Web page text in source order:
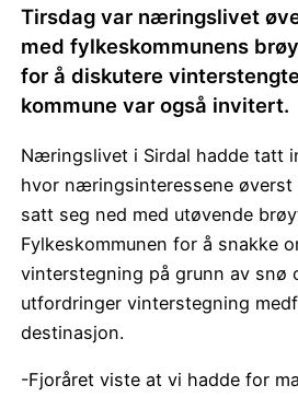
Tirsdag var næringslivet
med fylkeskommunens
for å diskutere
kommune var også invitert.
Næringslivet i Sirdal hadde tatt
hvor næringsinteressene øverst
satt seg ned med utøvende
Fylkeskommunen for å snakke
vinterstegning på grunn av snø
utfordringer vinterstegning
destinasjon.
-Fjoråret viste at vi hadde for